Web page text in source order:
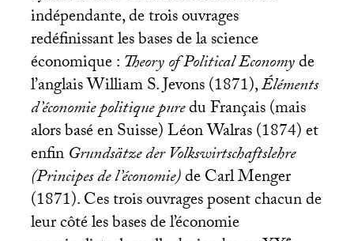
indépendante, de trois ouvrages
redéfinissant les bases de la science
économique :Theory of Political Economyde
l’anglais William S. Jevons (1871),Éléments
d’économie politique puredu Français (mais
alors basé en Suisse) Léon Walras (1874) et
enfinGrundsätze der Volkswirtschaftslehre
(Principes de l’économie)de Carl Menger
(1871). Ces trois ouvrages posent chacun de
leur côté les bases de l’économie